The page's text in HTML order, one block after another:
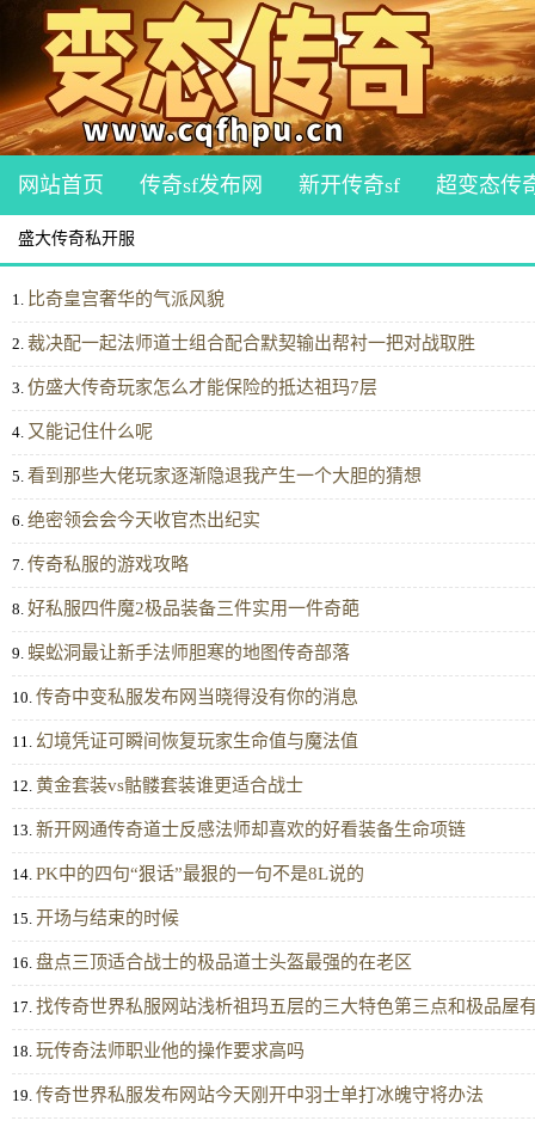
网站首页 传奇sf发布网 新开传奇sf 超变态传
盛大传奇私开服
1. 比奇皇宫奢华的气派风貌
2. 裁决配一起法师道士组合配合默契输出帮衬一把对战取胜
3. 仿盛大传奇玩家怎么才能保险的抵达祖玛7层
4. 又能记住什么呢
5. 看到那些大佬玩家逐渐隐退我产生一个大胆的猜想
6. 绝密领会会今天收官杰出纪实
7. 传奇私服的游戏攻略
8. 好私服四件魔2极品装备三件实用一件奇葩
9. 蜈蚣洞最让新手法师胆寒的地图传奇部落
10. 传奇中变私服发布网当晓得没有你的消息
11. 幻境凭证可瞬间恢复玩家生命值与魔法值
12. 黄金套装vs骷髅套装谁更适合战士
13. 新开网通传奇道士反感法师却喜欢的好看装备生命项链
14. PK中的四句“狠话”最狠的一句不是8L说的
15. 开场与结束的时候
16. 盘点三顶适合战士的极品道士头盔最强的在老区
17. 找传奇世界私服网站浅析祖玛五层的三大特色第三点和极品屋
18. 玩传奇法师职业他的操作要求高吗
19. 传奇世界私服发布网站今天刚开中羽士单打冰魄守将办法